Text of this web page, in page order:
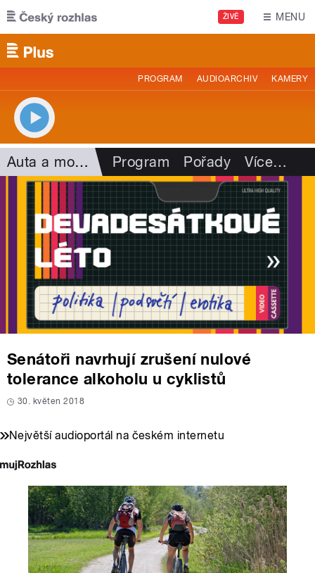
Přejít k hlavnímu obsahu
ŽIVĚ MENU
PROGRAM AUDIOARCHIV KAMERY
Auta a motorismus Program Pořady Více…
Senátoři navrhují zrušení nulové
tolerance alkoholu u cyklistů
30. květen 2018
Největší audioportál na českém internetu